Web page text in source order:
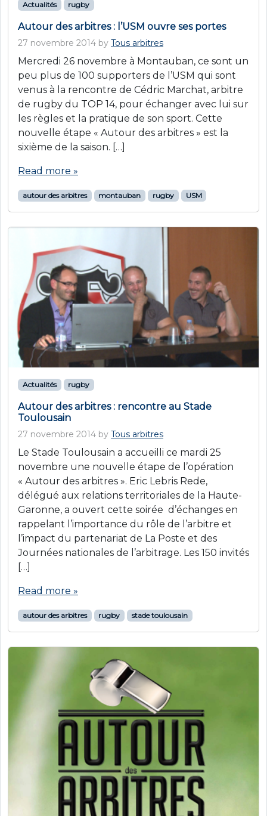
Actualités rugby
Autour des arbitres : l’USM ouvre ses portes
27 novembre 2014 by Tous arbitres
Mercredi 26 novembre à Montauban, ce sont un
peu plus de 100 supporters de l’USM qui sont
venus à la rencontre de Cédric Marchat, arbitre
de rugby du TOP 14, pour échanger avec lui sur
les règles et la pratique de son sport. Cette
nouvelle étape « Autour des arbitres » est la
sixième de la saison. […]
Read more »
autour des arbitres montauban rugby USM
Actualités rugby
Autour des arbitres : rencontre au Stade
Toulousain
27 novembre 2014 by Tous arbitres
Le Stade Toulousain a accueilli ce mardi 25
novembre une nouvelle étape de l’opération
« Autour des arbitres ». Eric Lebris Rede,
délégué aux relations territoriales de la Haute-
Garonne, a ouvert cette soirée d’échanges en
rappelant l’importance du rôle de l’arbitre et
l’impact du partenariat de La Poste et des
Journées nationales de l’arbitrage. Les 150 invités
[…]
Read more »
autour des arbitres rugby stade toulousain